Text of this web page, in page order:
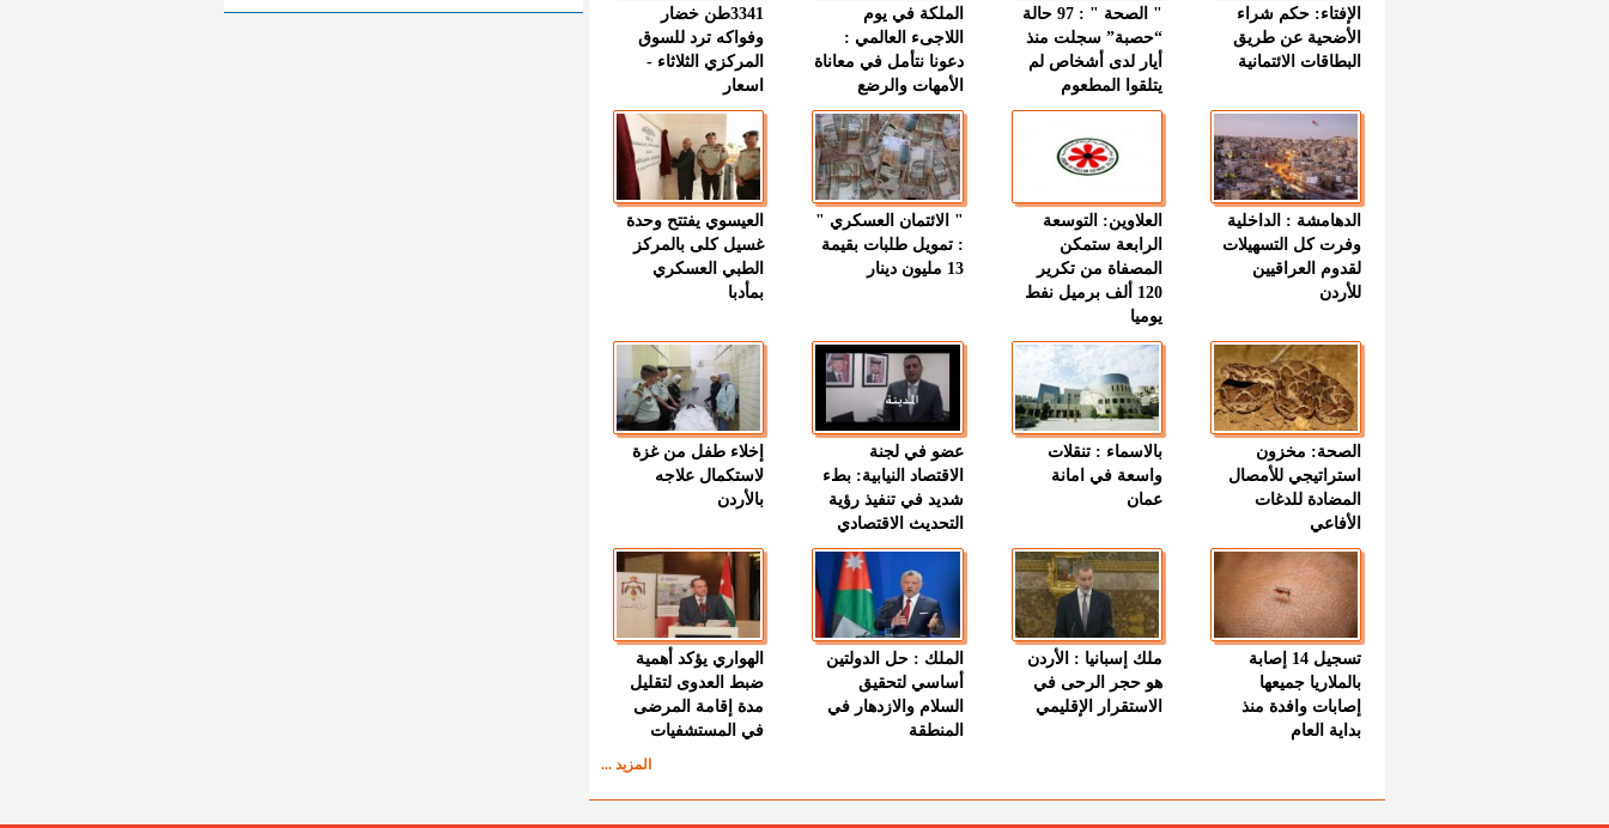
الإفتاء: حكم شراء
الأضحية عن طريق
البطاقات الائتمانية
" الصحة " : 97 حالة
“حصبة” سجلت منذ
أيار لدى أشخاص لم
يتلقوا المطعوم
الملكة في يوم
اللاجىء العالمي :
دعونا نتأمل في معاناة
الأمهات والرضع
3341طن خضار
وفواكه ترد للسوق
المركزي الثلاثاء -
اسعار
الدهامشة : الداخلية
وفرت كل التسهيلات
لقدوم العراقيين
للأردن
العلاوين: التوسعة
الرابعة ستمكن
المصفاة من تكرير
120 ألف برميل نفط
يوميا
" الائتمان العسكري "
: تمويل طلبات بقيمة
13 مليون دينار
العيسوي يفتتح وحدة
غسيل كلى بالمركز
الطبي العسكري
بمأدبا
الصحة: مخزون
استراتيجي للأمصال
المضادة للدغات
الأفاعي
بالاسماء : تنقلات
واسعة في امانة
عمان
عضو في لجنة
الاقتصاد النيابية: بطء
شديد في تنفيذ رؤية
التحديث الاقتصادي
إخلاء طفل من غزة
لاستكمال علاجه
بالأردن
تسجيل 14 إصابة
بالملاريا جميعها
إصابات وافدة منذ
بداية العام
ملك إسبانيا : الأردن
هو حجر الرحى في
الاستقرار الإقليمي
الملك : حل الدولتين
أساسي لتحقيق
السلام والازدهار في
المنطقة
الهواري يؤكد أهمية
ضبط العدوى لتقليل
مدة إقامة المرضى
في المستشفيات
المزيد ...